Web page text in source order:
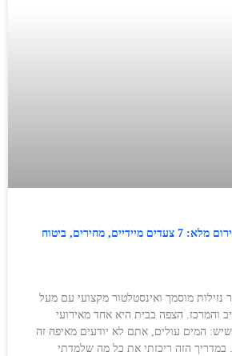
הצפה בבית? מדריך חירום מלא: 7 צעדים מיידיים, מחירים, ביטוח
נזילות מוסמך ואינסטלטור מקצועי עם מעל
והמרכז. הצפה בבית היא אחד מאירועי
המים עולים, אתם לא יודעים מאיפה זה
במדריך הזה ריכזתי את כל מה שלמדתי